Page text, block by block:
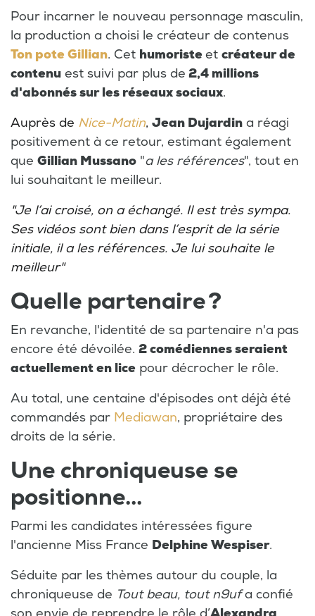
Pour incarner le nouveau personnage masculin,
la production a choisi le créateur de contenus
Ton pote Gillian. Cet humoristeet créateur de
contenu est suivi par plus de 2,4 millions
d'abonnés sur les réseaux sociaux.
Auprès de Nice-Matin, Jean Dujardin a réagi
positivement à ce retour, estimant également
que Gillian Mussano "a les références", tout en
lui souhaitant le meilleur.
"Je l’ai croisé, on a échangé. Il est très sympa.
Ses vidéos sont bien dans l’esprit de la série
initiale, il a les références. Je lui souhaite le
meilleur"
Quelle partenaire ?
En revanche, l'identité de sa partenaire n'a pas
encore été dévoilée. 2 comédiennes seraient
actuellement en lice pour décrocher le rôle.
Au total, une centaine d'épisodes ont déjà été
commandés par Mediawan, propriétaire des
droits de la série.
Une chroniqueuse se
positionne...
Parmi les candidates intéressées figure
l'ancienne Miss France Delphine Wespiser.
Séduite par les thèmes autour du couple, la
chroniqueuse de Tout beau, tout n9ufa confié